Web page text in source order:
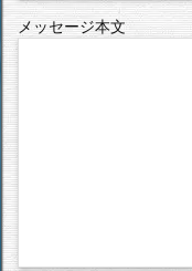
メッセージ本文